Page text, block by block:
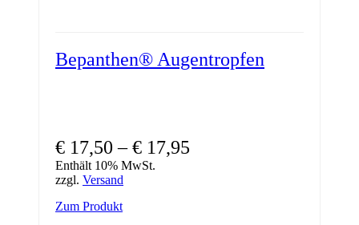
Bepanthen® Augentropfen
€ 17,50 –€ 17,95
Enthält 10% MwSt.
zzgl. Versand
Zum ProduktDieses